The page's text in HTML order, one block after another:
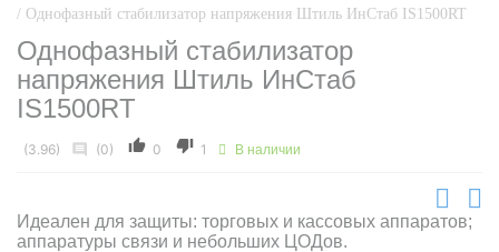
/ Однофазный стабилизатор напряжения Штиль ИнСтаб IS1500RT
Однофазный стабилизатор
напряжения Штиль ИнСтаб
IS1500RT
(3.96) (0) 0 1 В наличии
Идеален для защиты: торговых и кассовых аппаратов;
аппаратуры связи и небольших ЦОДов.